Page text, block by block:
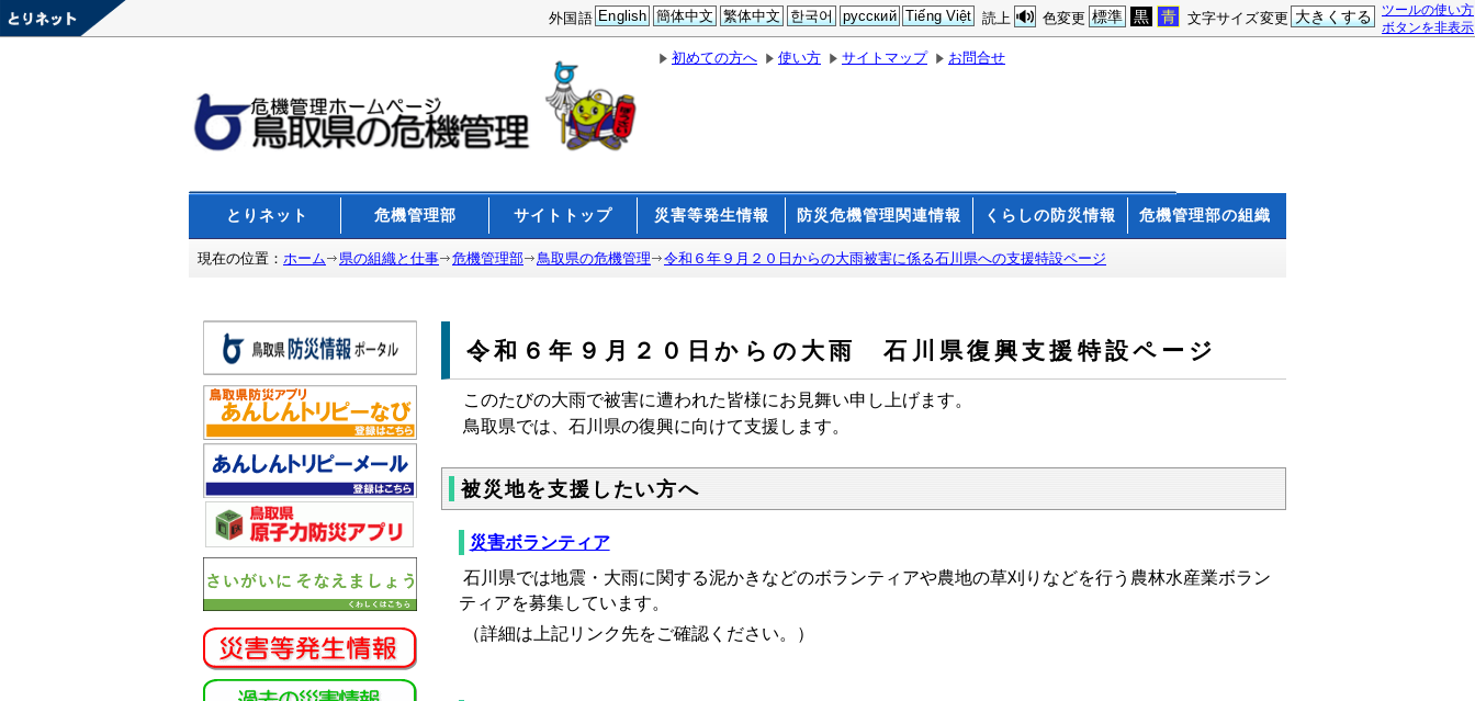
ツールの使い方
ボタンを非表示
文字サイズ変更 大きくする
色変更 標準 黒 青
読上
外国語 English 簡体中文 繁体中文 한국어 русский Tiếng Việt
初めての方へ 使い方 サイトマップ お問合せ
とりネット 危機管理部 サイトトップ 災害等発生情報 防災危機管理関連情報 くらしの防災情報 危機管理部の組織
現在の位置： ホーム 県の組織と仕事 危機管理部 鳥取県の危機管理 令和６年９月２０日からの大雨被害に係る石川県への支援特設ページ
令和６年９月２０日からの大雨 石川県復興支援特設ページ
このたびの大雨で被害に遭われた皆様にお見舞い申し上げます。
鳥取県では、石川県の復興に向けて支援します。
被災地を支援したい方へ
災害ボランティア
石川県では地震・大雨に関する泥かきなどのボランティアや農地の草刈りなどを行う農林水産業ボラン
ティアを募集しています。
（詳細は上記リンク先をご確認ください。）